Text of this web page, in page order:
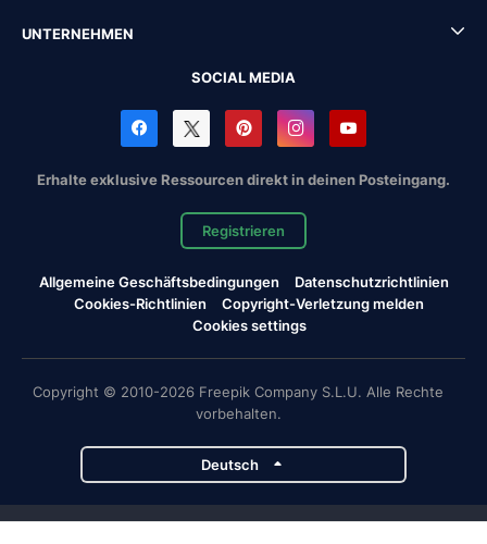
UNTERNEHMEN
SOCIAL MEDIA
Erhalte exklusive Ressourcen direkt in deinen Posteingang.
Registrieren
Allgemeine Geschäftsbedingungen
Datenschutzrichtlinien
Cookies-Richtlinien
Copyright-Verletzung melden
Cookies settings
Copyright © 2010-2026 Freepik Company S.L.U. Alle Rechte
vorbehalten.
Deutsch